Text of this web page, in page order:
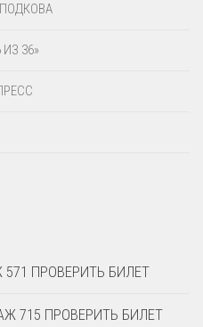
36»
ПРОВЕРИТЬ БИЛЕТ
715 ПРОВЕРИТЬ БИЛЕТ